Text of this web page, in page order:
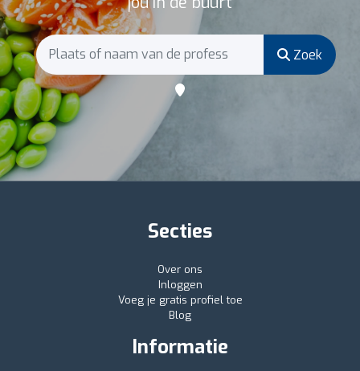
Zoek
Secties
Over ons
Inloggen
Voeg je gratis profiel toe
Blog
Informatie